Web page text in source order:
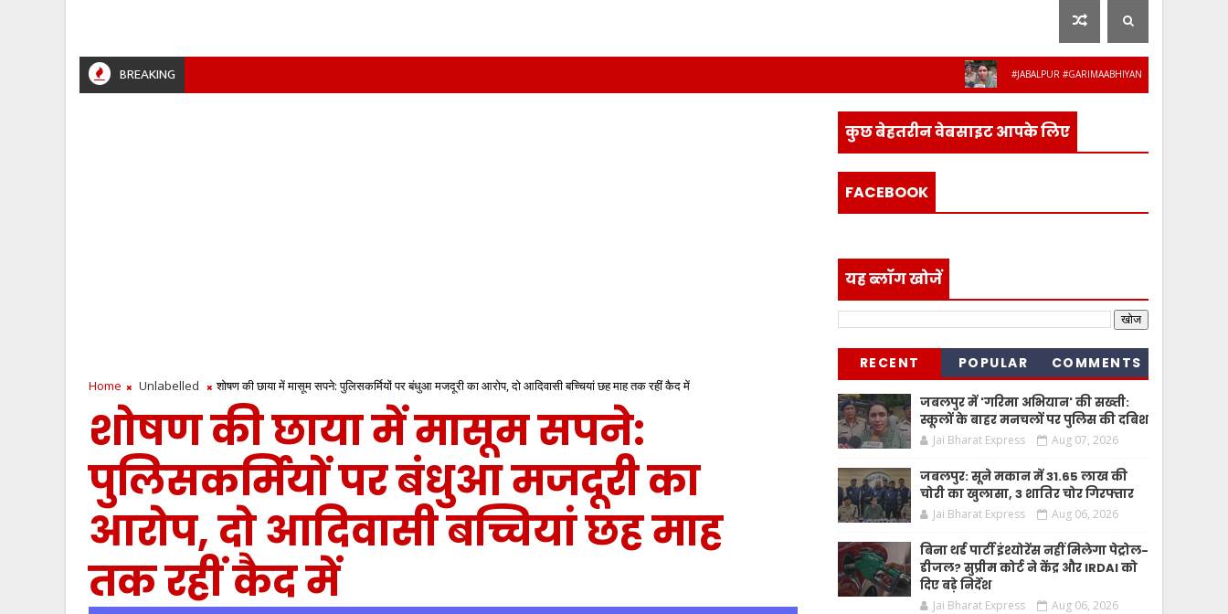
BREAKING #JABALPUR #GARIMAABHIYAN #MPPOLICE
Home Unlabelled शोषण की छाया में मासूम सपने: पुलिसकर्मियों पर बंधुआ मजदूरी का आरोप, दो आदिवासी बच्चियां छह माह तक रहीं कैद में
शोषण की छाया में मासूम सपने:
पुलिसकर्मियों पर बंधुआ मजदूरी का
आरोप, दो आदिवासी बच्चियां छह माह
तक रहीं कैद में
कुछ बेहतरीन वेबसाइट आपके लिए
FACEBOOK
यह ब्लॉग खोजें
RECENT POPULAR COMMENTS
जबलपुर में 'गरिमा अभियान' की सख्ती:
स्कूलों के बाहर मनचलों पर पुलिस की दबिश
Jai Bharat Express Aug 07, 2026
जबलपुर: सूने मकान में 31.65 लाख की
चोरी का खुलासा, 3 शातिर चोर गिरफ्तार
Jai Bharat Express Aug 06, 2026
बिना थर्ड पार्टी इंश्योरेंस नहीं मिलेगा पेट्रोल-
डीजल? सुप्रीम कोर्ट ने केंद्र और IRDAI को
दिए बड़े निर्देश
Jai Bharat Express Aug 06, 2026